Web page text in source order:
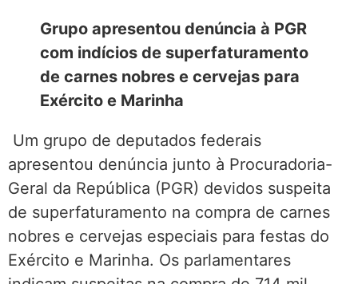
Grupo apresentou denúncia à PGR
com indícios de superfaturamento
de carnes nobres e cervejas para
Exército e Marinha
Um grupo de deputados federais
apresentou denúncia junto à Procuradoria-
Geral da República (PGR) devidos suspeita
de superfaturamento na compra de carnes
nobres e cervejas especiais para festas do
Exército e Marinha. Os parlamentares